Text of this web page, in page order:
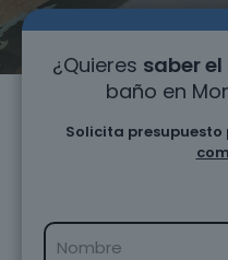
¿Quieres saber
baño en
Solicita